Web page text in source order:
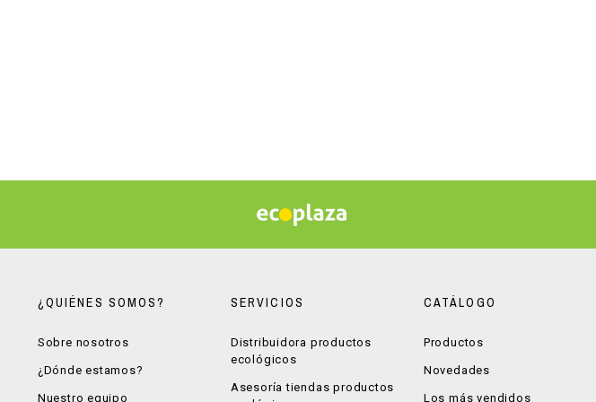
¿QUIÉNES SOMOS?
Sobre nosotros
¿Dónde estamos?
Nuestro equipo
SERVICIOS
Distribuidora productos
ecológicos
Asesoría tiendas productos
CATÁLOGO
Productos
Novedades
Los más vendidos